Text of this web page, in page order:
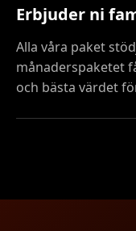
Erbjuder ni
Alla våra paket
månaderspaketet
och bästa värdet